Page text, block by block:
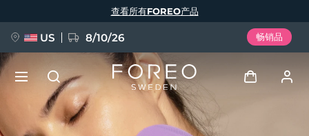
查看所有FOREO产品
US 8/10/26 畅销品
新品